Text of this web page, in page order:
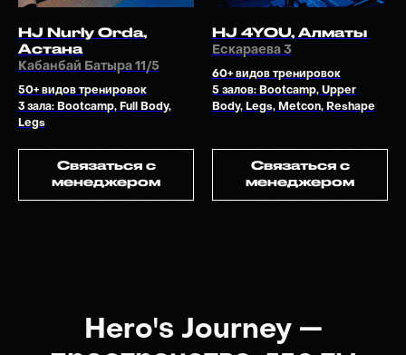
HJ Nurly Orda,
Астана
Кабанбай Батыра 11/5
50+ видов тренировок
3 зала: Bootcamp, Full Body,
Legs
Связаться с
менеджером
HJ 4YOU, Алматы
Ескараева 3
60+ видов тренировок
5 залов: Bootcamp, Upper
Body, Legs, Metcon, Reshape
Связаться с
менеджером
10000 АТЛЕТОВ ИЗ АСТАНЫ И
занимаются в HJ и показывают
отличные результаты